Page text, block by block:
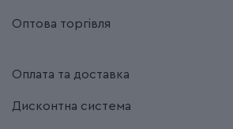
Оптова торгівля
Оплата та доставка
Дисконтна система